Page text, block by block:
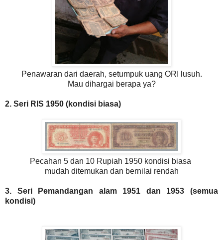
Penawaran dari daerah, setumpuk uang ORI lusuh.
Mau dihargai berapa ya?
2. Seri RIS 1950 (kondisi biasa)
Pecahan 5 dan 10 Rupiah 1950 kondisi biasa
mudah ditemukan dan bernilai rendah
3. Seri Pemandangan alam 1951 dan 1953 (semua
kondisi)